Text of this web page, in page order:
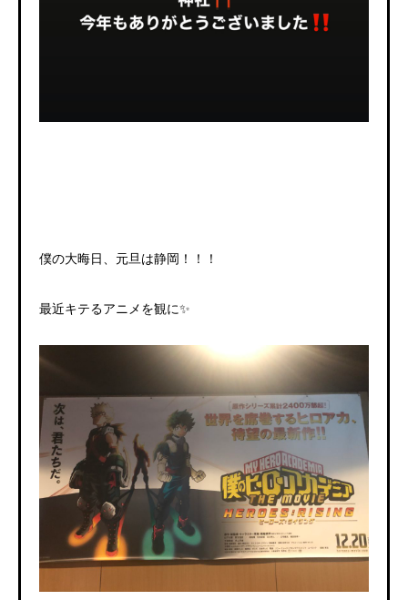
僕の大晦日、元旦は静岡！！！
最近キテるアニメを観に✨